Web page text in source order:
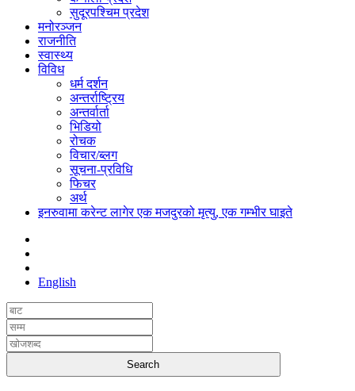
सुदूरपश्चिम प्रदेश
मनोरञ्जन
राजनीति
स्वास्थ्य
विविध
धर्म दर्शन
अन्तर्राष्ट्रिय
अन्तर्वार्ता
भिडियो
रोचक
विचार/ब्लग
सूचना-प्रविधि
फिचर
अर्थ
इनरुवामा करेन्ट लागेर एक मजदुरको मृत्यु, एक गम्भीर घाइते
English